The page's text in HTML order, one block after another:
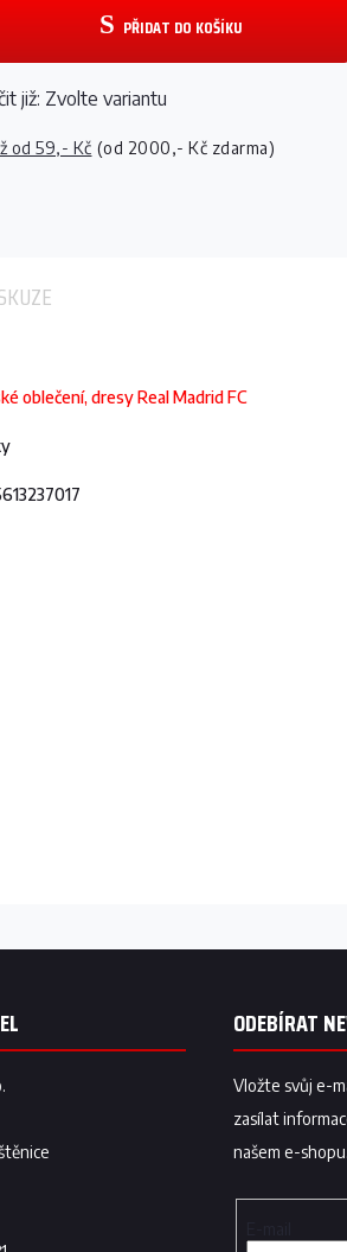
od 59,- Kč (od 2000,- Kč zdarma)
PŘIDAT DO KOŠÍKU
již: Zvolte variantu
oblečení, dresy Real Madrid FC
ODEBÍRAT
Vložte svůj e-
zasílat
našem e-shopu.